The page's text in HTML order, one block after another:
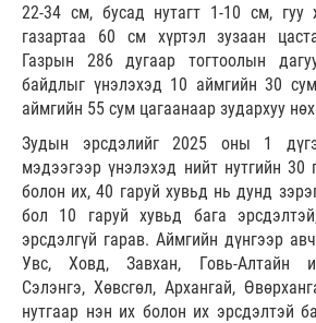
22-34 см, бусад нутагт 1-10 см, гуу
газартаа 60 см хүртэл зузаан
Газрын 286 дугаар тогтоолын
байдлыг үнэлэхэд 10 аймгийн 30
аймгийн 55 сум цагаанаар зудархуу
Зудын эрсдэлийг 2025 оны 1
мэдээгээр үнэлэхэд нийт нутгийн 30
болон их, 40 гаруй хувьд нь дунд
бол 10 гаруй хувьд бага
эрсдэлгүй гарав. Аймгийн дүнгээр
Увс, Ховд, Завхан, Говь-Алтайн
Сэлэнгэ, Хөвсгөл, Архангай,
нутгаар нэн их болон их эрсдэлтэй